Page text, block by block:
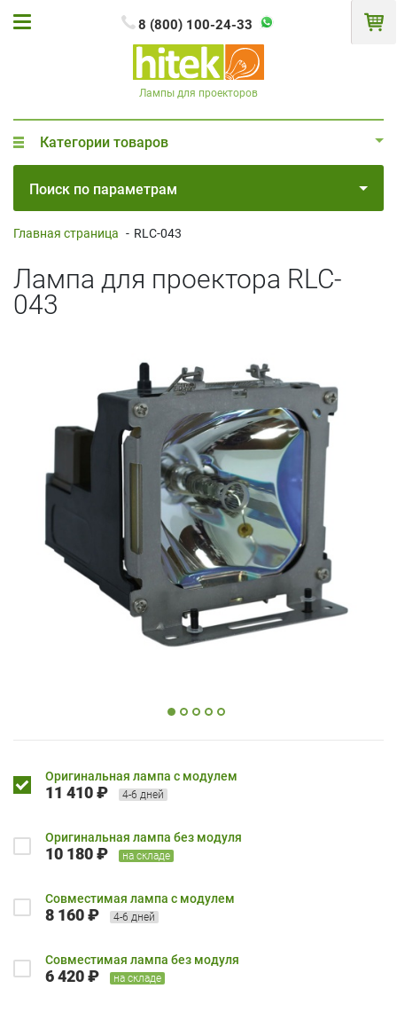
8 (800) 100-24-33
Лампы для проекторов
Категории товаров
Поиск по параметрам
Главная страница - RLC-043
Лампа для проектора RLC-
043
Оригинальная лампа с модулем
11 410 ₽ 4-6 дней
Оригинальная лампа без модуля
10 180 ₽ на складе
Совместимая лампа с модулем
8 160 ₽ 4-6 дней
Совместимая лампа без модуля
6 420 ₽ на складе